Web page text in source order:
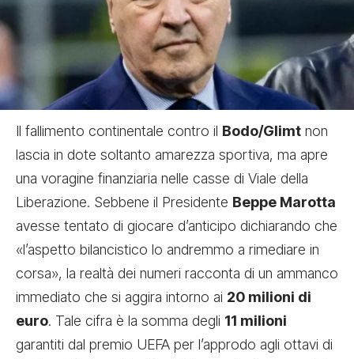
Il fallimento continentale contro il Bodo/Glimt non
lascia in dote soltanto amarezza sportiva, ma apre
una voragine finanziaria nelle casse di Viale della
Liberazione. Sebbene il Presidente Beppe Marotta
avesse tentato di giocare d’anticipo dichiarando che
«l’aspetto bilancistico lo andremmo a rimediare in
corsa», la realtà dei numeri racconta di un ammanco
immediato che si aggira intorno ai 20 milioni di
euro. Tale cifra è la somma degli 11 milioni
garantiti dal premio UEFA per l’approdo agli ottavi di